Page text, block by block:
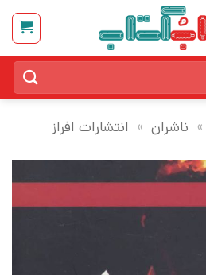
» ناشران » انتشارات افراز